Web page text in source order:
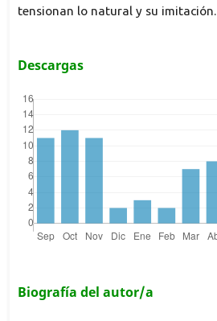
tensionan lo natural y su imitación.
Descargas
Biografía del autor/a